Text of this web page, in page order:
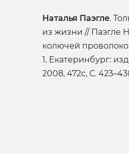
Наталья Паэгле.
из жизни // Паэгле
колючей
1. Екатеринбург:
2008, 472с, С.